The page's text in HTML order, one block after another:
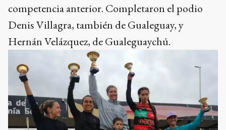
competencia anterior. Completaron el podio
Denis Villagra, también de Gualeguay, y
Hernán Velázquez, de Gualeguaychú.